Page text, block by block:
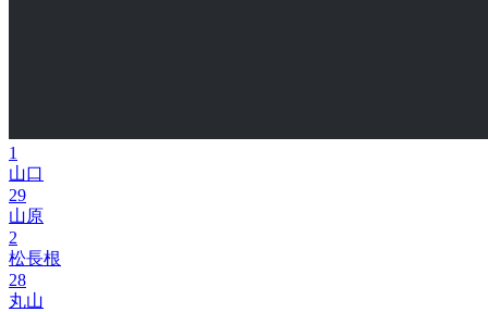
1
山口
29
山原
2
松長根
28
丸山